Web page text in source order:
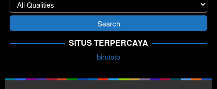
SITUS TERPERCAYA
birutoto